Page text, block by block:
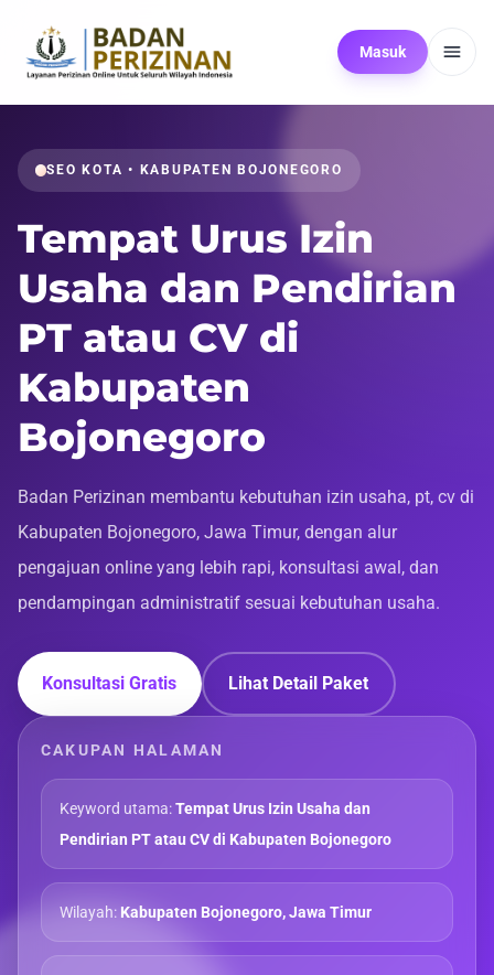
Masuk
SEO KOTA • KABUPATEN BOJONEGORO
Tempat Urus Izin
Usaha dan Pendirian
PT atau CV di
Kabupaten
Bojonegoro
Badan Perizinan membantu kebutuhan izin usaha, pt, cv di
Kabupaten Bojonegoro, Jawa Timur, dengan alur
pengajuan online yang lebih rapi, konsultasi awal, dan
pendampingan administratif sesuai kebutuhan usaha.
Konsultasi Gratis Lihat Detail Paket
CAKUPAN HALAMAN
Keyword utama:Tempat Urus Izin Usaha dan
Pendirian PT atau CV di Kabupaten Bojonegoro
Wilayah:Kabupaten Bojonegoro, Jawa Timur